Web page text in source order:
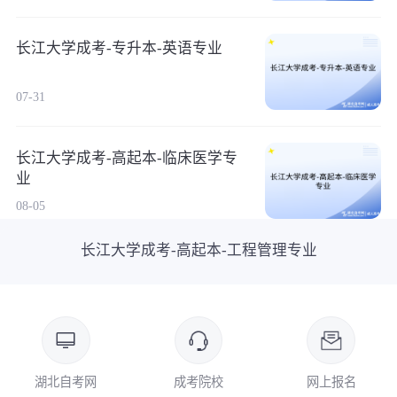
长江大学成考-专升本-英语专业
07-31
长江大学成考-高起本-临床医学专
业
08-05
长江大学成考-高起本-工程管理专业
湖北自考网 成考院校 网上报名